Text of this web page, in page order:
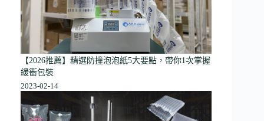
【2026推薦】精選防撞泡泡紙5大要點，帶你1次掌握
緩衝包裝
2023-02-14